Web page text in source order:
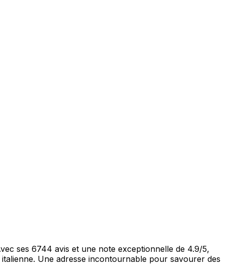
ses 6744 avis et une note exceptionnelle de 4.9/5,
Une adresse incontournable pour savourer des